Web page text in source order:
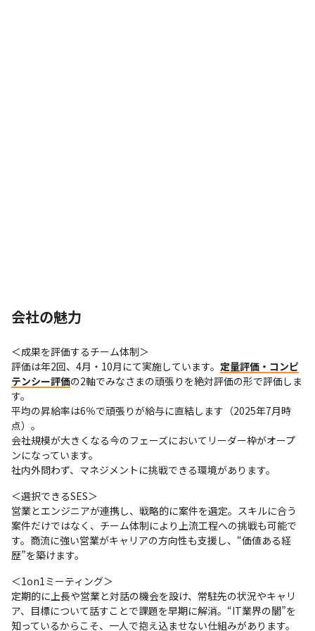
会社の魅力
＜成果を評価するチーム体制＞
評価は年2回、4月・10月にて実施しています。 定量評価・コンピ
テンシー評価の2軸でみなさまの頑張りを絶対評価の形で評価しま
す。
平均の昇給率は6％で頑張りが給与に直結します（2025年7月時
点）。
会社規模が大きくなる今のフェーズにおいてリーダー枠がオープ
ンになっています。
社内外問わず、マネジメントに挑戦できる環境があります。
＜選択できるSES＞
営業とエンジニアが連携し、戦略的に案件を選定。スキルに合う
案件だけではなく、チーム体制により上流工程への挑戦も可能で
す。商流に強い営業がキャリアの方向性も支援し、“価値ある経
歴”を築けます。
＜1on1ミーティング＞
定期的に上長や営業と対話の機会を設け、常駐先の状況やキャリ
ア、目標について話すことで課題を早期に解消。“IT業界の闇”を
知っているからこそ、一人で抱え込ませない仕組みがあります。